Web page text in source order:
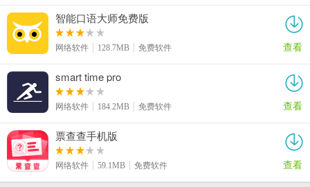
智能口语大师免费版
网络软件 128.7MB 免费软件 查看
smart time pro
网络软件 184.2MB 免费软件 查看
票查查手机版
网络软件 59.1MB 免费软件 查看